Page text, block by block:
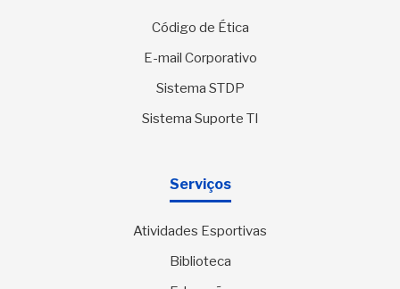
Código de Ética
E-mail Corporativo
Sistema STDP
Sistema Suporte TI
Serviços
Atividades Esportivas
Biblioteca